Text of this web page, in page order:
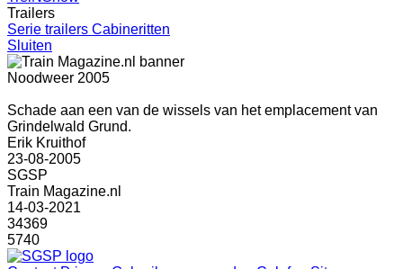
Trailers
Serie trailers Cabineritten
Sluiten
Noodweer 2005
Schade aan een van de wissels van het emplacement van
Grindelwald Grund.
Erik Kruithof
23-08-2005
SGSP
Train Magazine.nl
14-03-2021
34369
5740